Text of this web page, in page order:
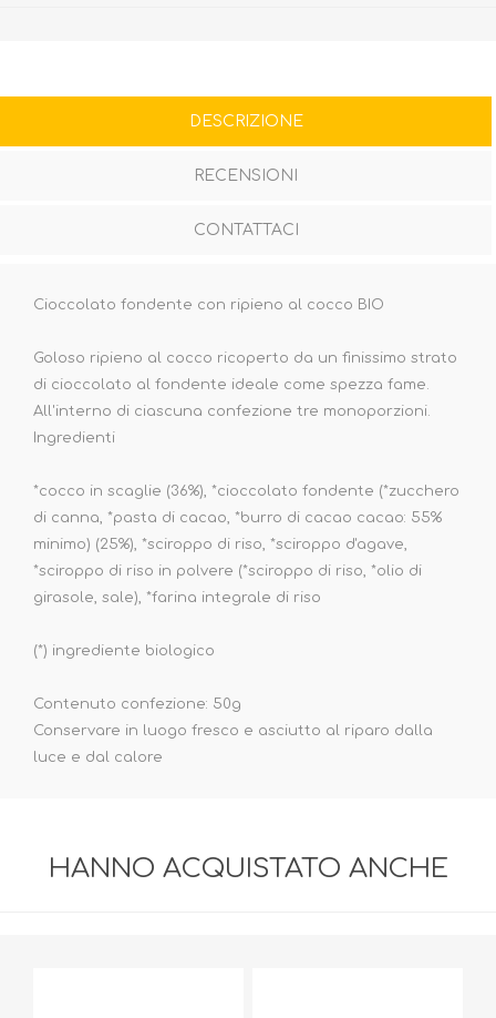
DESCRIZIONE
RECENSIONI
CONTATTACI
Cioccolato fondente con ripieno al cocco BIO
Goloso ripieno al cocco ricoperto da un finissimo strato
di cioccolato al fondente ideale come spezza fame.
All'interno di ciascuna confezione tre monoporzioni.
Ingredienti
*cocco in scaglie (36%), *cioccolato fondente (*zucchero
di canna, *pasta di cacao, *burro di cacao cacao: 55%
minimo) (25%), *sciroppo di riso, *sciroppo d'agave,
*sciroppo di riso in polvere (*sciroppo di riso, *olio di
girasole, sale), *farina integrale di riso
(*) ingrediente biologico
Contenuto confezione: 50g
Conservare in luogo fresco e asciutto al riparo dalla
luce e dal calore
HANNO ACQUISTATO ANCHE